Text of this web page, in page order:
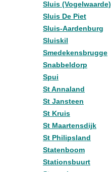
Sluis (Vogelwaarde)
Sluis De Piet
Sluis-Aardenburg
Sluiskil
Smedekensbrugge
Snabbeldorp
Spui
St Annaland
St Jansteen
St Kruis
St Maartensdijk
St Philipsland
Statenboom
Stationsbuurt